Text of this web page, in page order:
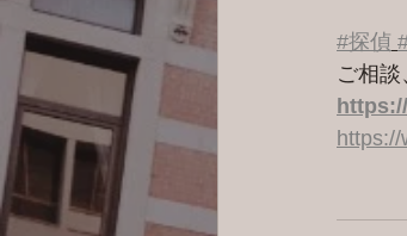
#探偵
ご相
https://